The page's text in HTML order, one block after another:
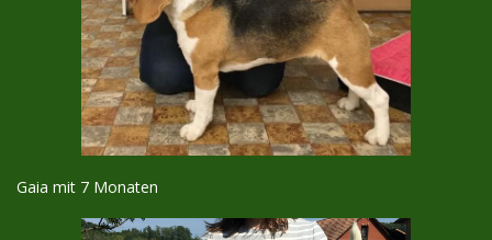
Gaia mit 7 Monaten